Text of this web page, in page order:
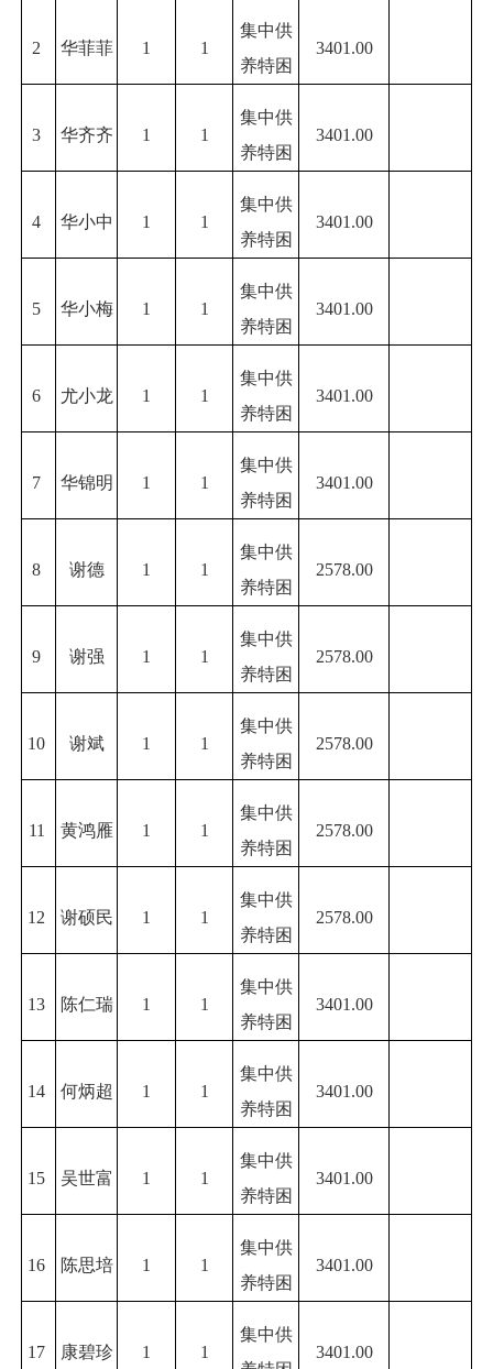
2 华菲菲 1 1
集中供
养特困
3401.00
3 华齐齐 1 1
集中供
养特困
3401.00
4 华小中 1 1
集中供
养特困
3401.00
5 华小梅 1 1
集中供
养特困
3401.00
6 尤小龙 1 1
集中供
养特困
3401.00
7 华锦明 1 1
集中供
养特困
3401.00
8 谢德 1 1
集中供
养特困
2578.00
9 谢强 1 1
集中供
养特困
2578.00
10 谢斌 1 1
集中供
养特困
2578.00
11 黄鸿雁 1 1
集中供
养特困
2578.00
12 谢硕民 1 1
集中供
养特困
2578.00
13 陈仁瑞 1 1
集中供
养特困
3401.00
14 何炳超 1 1
集中供
养特困
3401.00
15 吴世富 1 1
集中供
养特困
3401.00
16 陈思培 1 1
集中供
养特困
3401.00
17 康碧珍 1 1
集中供
3401.00